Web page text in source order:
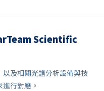
Scientific
及相關光譜分析設備與技
行對應。